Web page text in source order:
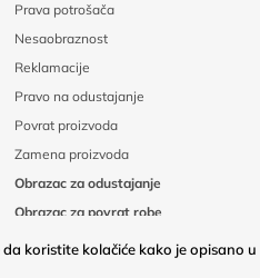
Prava potrošača
Nesaobraznost
Reklamacije
Pravo na odustajanje
Povrat proizvoda
Zamena proizvoda
Obrazac za odustajanje
Obrazac za povrat robe
koristite kolačiće kako je opisano u